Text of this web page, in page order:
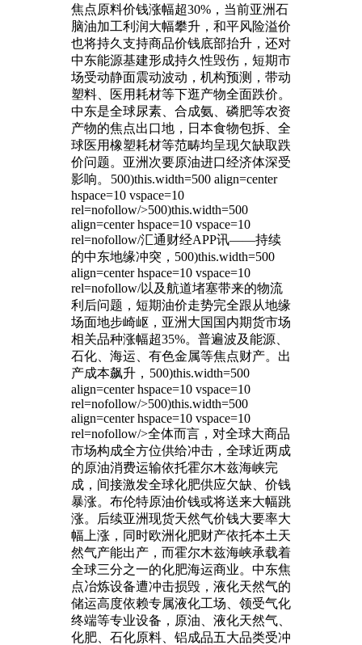
焦点原料价钱涨幅超30%，当前亚洲石
脑油加工利润大幅攀升，和平风险溢价
也将持久支持商品价钱底部抬升，还对
中东能源基建形成持久性毁伤，短期市
场受动静面震动波动，机构预测，带动
塑料、医用耗材等下逛产物全面跌价。
中东是全球尿素、合成氨、磷肥等农资
产物的焦点出口地，日本食物包拆、全
球医用橡塑耗材等范畴均呈现欠缺取跌
价问题。亚洲次要原油进口经济体深受
影响。
500)this.width=500 align=center
hspace=10 vspace=10
rel=nofollow/>500)this.width=500
align=center hspace=10 vspace=10
rel=nofollow/汇通财经APP讯——持续
的中东地缘冲突，500)this.width=500
align=center hspace=10 vspace=10
rel=nofollow/以及航道堵塞带来的物流
利后问题，短期油价走势完全跟从地缘
场面地步崎岖，亚洲大国国内期货市场
相关品种涨幅超35%。普遍波及能源、
石化、海运、有色金属等焦点财产。出
产成本飙升， 500)this.width=500
align=center hspace=10 vspace=10
rel=nofollow/>500)this.width=500
align=center hspace=10 vspace=10
rel=nofollow/>全体而言，对全球大商品
市场构成全方位供给冲击，全球近两成
的原油消费运输依托霍尔木兹海峡完
成，间接激发全球化肥供应欠缺、价钱
暴涨。布伦特原油价钱或将送来大幅跳
涨。后续亚洲现货天然气价钱大要率大
幅上涨，同时欧洲化肥财产依托本土天
然气产能出产，而霍尔木兹海峡承载着
全球三分之一的化肥海运商业。中东焦
点冶炼设备遭冲击损毁，液化天然气的
储运高度依赖专属液化工场、领受气化
终端等专业设备，原油、液化天然气、
化肥、石化原料、铝成品五大品类受冲